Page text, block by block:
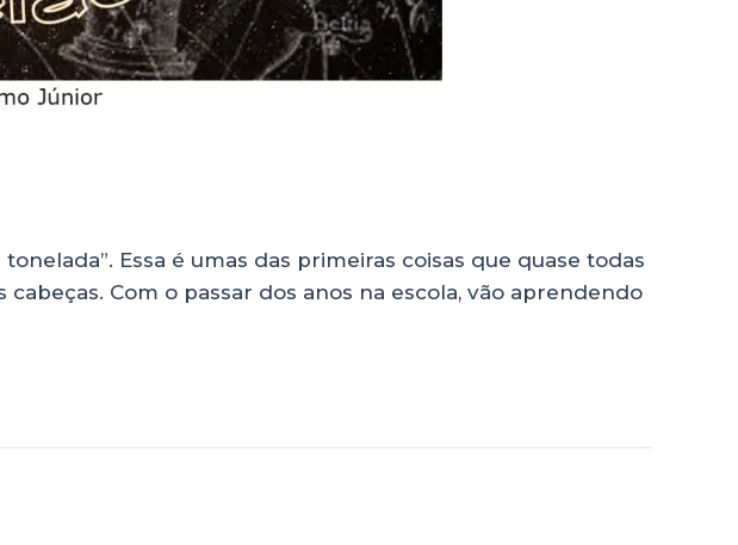
Essa é umas das primeiras coisas que quase todas
Com o passar dos anos na escola, vão aprendendo